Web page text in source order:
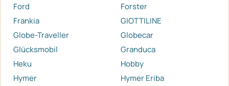
Ford
Forster
Frankia
GIOTTILINE
Globe-Traveller
Globecar
Glücksmobil
Granduca
Heku
Hobby
Hymer
Hymer Eriba